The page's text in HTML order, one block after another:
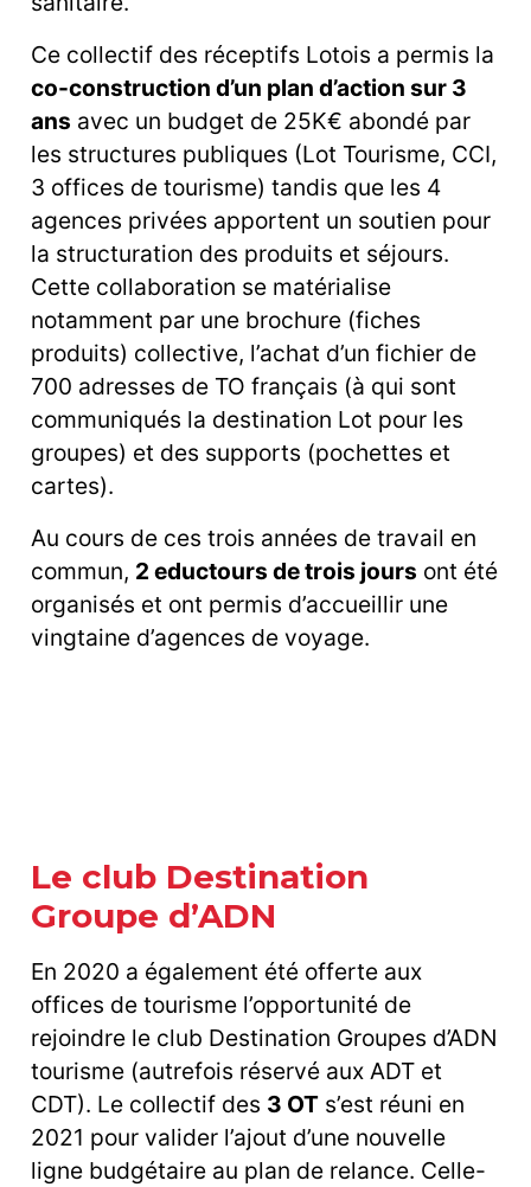
Ce collectif des réceptifs Lotois a permis la
co-construction d’un plan d’action sur 3
ans avec un budget de 25K€ abondé par
les structures publiques (Lot Tourisme, CCI,
3 offices de tourisme) tandis que les 4
agences privées apportent un soutien pour
la structuration des produits et séjours.
Cette collaboration se matérialise
notamment par une brochure (fiches
produits) collective, l’achat d’un fichier de
700 adresses de TO français (à qui sont
communiqués la destination Lot pour les
groupes) et des supports (pochettes et
cartes).
Au cours de ces trois années de travail en
commun, 2 eductours de trois jours ont été
organisés et ont permis d’accueillir une
vingtaine d’agences de voyage.
Le club Destination
Groupe d’ADN
En 2020 a également été offerte aux
offices de tourisme l’opportunité de
rejoindre le club Destination Groupes d’ADN
tourisme (autrefois réservé aux ADT et
CDT). Le collectif des 3 OT s’est réuni en
2021 pour valider l’ajout d’une nouvelle
ligne budgétaire au plan de relance. Celle-